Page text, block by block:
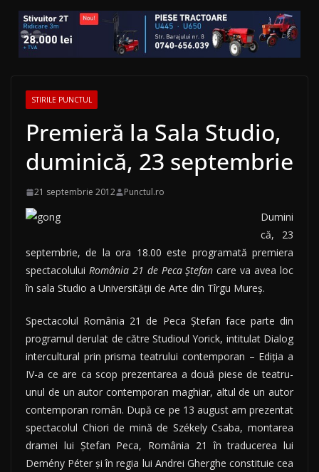
STIRILE PUNCTUL
Premieră la Sala Studio,
duminică, 23 septembrie
21 septembrie 2012 Punctul.ro
Dumini
că, 23
septembrie, de la ora 18.00 este programată premiera
spectacolului România 21 de Peca Ştefan care va avea loc
în sala Studio a Universităţii de Arte din Tîrgu Mureş.
Spectacolul România 21 de Peca Ştefan face parte din
programul derulat de către Studioul Yorick, intitulat Dialog
intercultural prin prisma teatrului contemporan – Ediția a
IV-a ce are ca scop prezentarea a două piese de teatru-
unul de un autor contemporan maghiar, altul de un autor
contemporan român. După ce pe 13 august am prezentat
spectacolul Chiori de mină de Székely Csaba, montarea
dramei lui Ștefan Peca, România 21 în traducerea lui
Demény Péter și în regia lui Andrei Gherghe constituie cea